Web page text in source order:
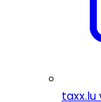
taxx.lu